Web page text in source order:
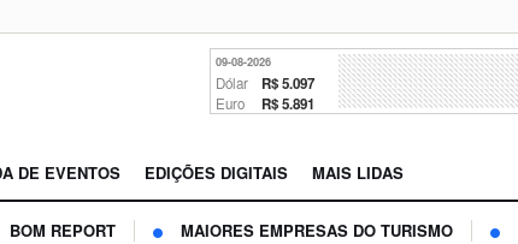
09-08-2026
Dólar R$ 5.097
Euro R$ 5.891
DE EVENTOS EDIÇÕES DIGITAIS MAIS LIDAS
BOM REPORT MAIORES EMPRESAS DO TURISMO